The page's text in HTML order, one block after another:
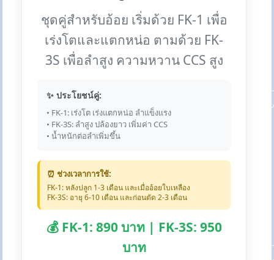
ชุดคู่สำหรับอ้อย เริ่มด้วย FK-1 เพื่อ
เร่งโตและแตกหน่อ ตามด้วย FK-
3S เพื่อลำสูง ความหวาน CCS สูง
✨ ประโยชน์คู่:
• FK-1: เร่งโต เร่งแตกหน่อ ลำแข็งแรง
• FK-3S: ลำสูง ปล้องยาว เพิ่มค่า CCS
• น้ำหนักต่อลำเพิ่มขึ้น
⏰ ช่วงเวลาการใช้:
FK-1: หลังปลูก 1-3 เดือน และเมื่ออ้อยใบเหลือง
FK-3S: อายุ 6-10 เดือน และก่อนตัด 2-3 เดือน
💰 FK-1: 890 บาท | FK-3S: 950
บาท